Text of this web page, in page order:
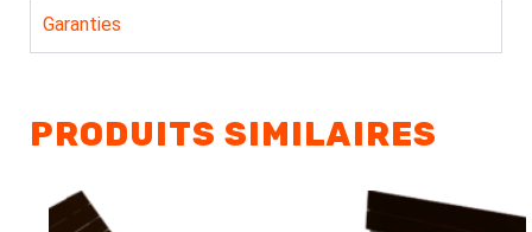
Garanties
PRODUITS SIMILAIRES